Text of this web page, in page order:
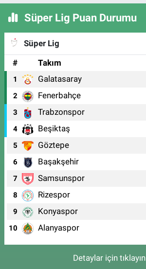
Süper Lig Puan Durumu
Süper Lig
#
Takım
1 Galatasaray
2 Fenerbahçe
3 Trabzonspor
4 Beşiktaş
5 Göztepe
6 Başakşehir
7 Samsunspor
8 Rizespor
9 Konyaspor
10 Alanyaspor
Detaylar için tıklayın